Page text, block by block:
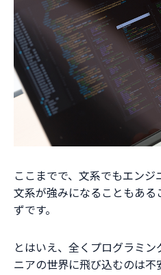
ここまでで、文系でもエン
文系が強みになることもあ
ずです。
とはいえ、全くプログラミ
ニアの世界に飛び込むのは不